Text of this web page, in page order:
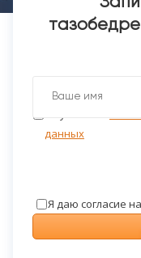
Я даю согласие
данных
Я даю согласие